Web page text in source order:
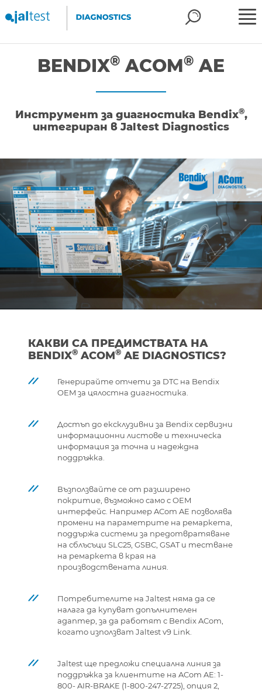
BENDIX® ACOM® AE
Инструмент за диагностика Bendix®,
интегриран в Jaltest Diagnostics
КАКВИ СА ПРЕДИМСТВАТА НА
BENDIX® ACOM® AE DIAGNOSTICS?
Генерирайте отчети за DTC на Bendix
OEM за цялостна диагностика.
Достъп до ексклузивни за Bendix сервизни
информационни листове и техническа
информация за точна и надеждна
поддръжка.
Възползвайте се от разширено
покритие, възможно само с OEM
интерфейс. Например ACom AE позволява
промени на параметрите на ремаркета,
поддържа системи за предотвратяване
на сблъсъци SLC25, GSBC, GSAT и тестване
на ремаркета в края на
производствената линия.
Потребителите на Jaltest няма да се
налага да купуват допълнителен
адаптер, за да работят с Bendix ACom,
когато използват Jaltest v9 Link.
Jaltest ще предложи специална линия за
поддръжка за клиентите на ACom AE: 1-
800- AIR-BRAKE (1-800-247-2725), опция 2,